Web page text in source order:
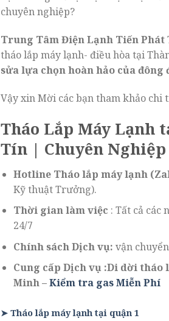
chuyên nghiệp?
Trung Tâm Điện Lạnh Tiến Phát
tháo lắp máy lạnh- điều hòa tại
sửa lựa chọn hoàn hảo của đông
Vậy xin Mời các bạn tham khảo chi
Tháo Lắp Máy Lạnh
Tín | Chuyên Nghiệp
Hotline Tháo lắp máy lạnh
Kỹ thuật Trưởng).
Thời gian làm việc : Tất cả các
24/7
Chính sách Dịch vụ: vận
Cung cấp Dịch vụ :Di dời
Minh –Kiểm tra gas Miễn Phí
➤ Tháo lắp máy lạnh tại quận 1